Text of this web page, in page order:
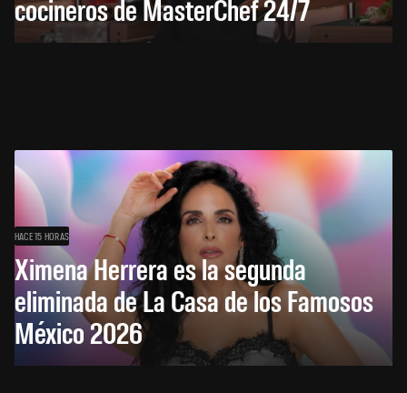
cocineros de MasterChef 24/7
HACE 15 HORAS
Ximena Herrera es la segunda
eliminada de La Casa de los Famosos
México 2026